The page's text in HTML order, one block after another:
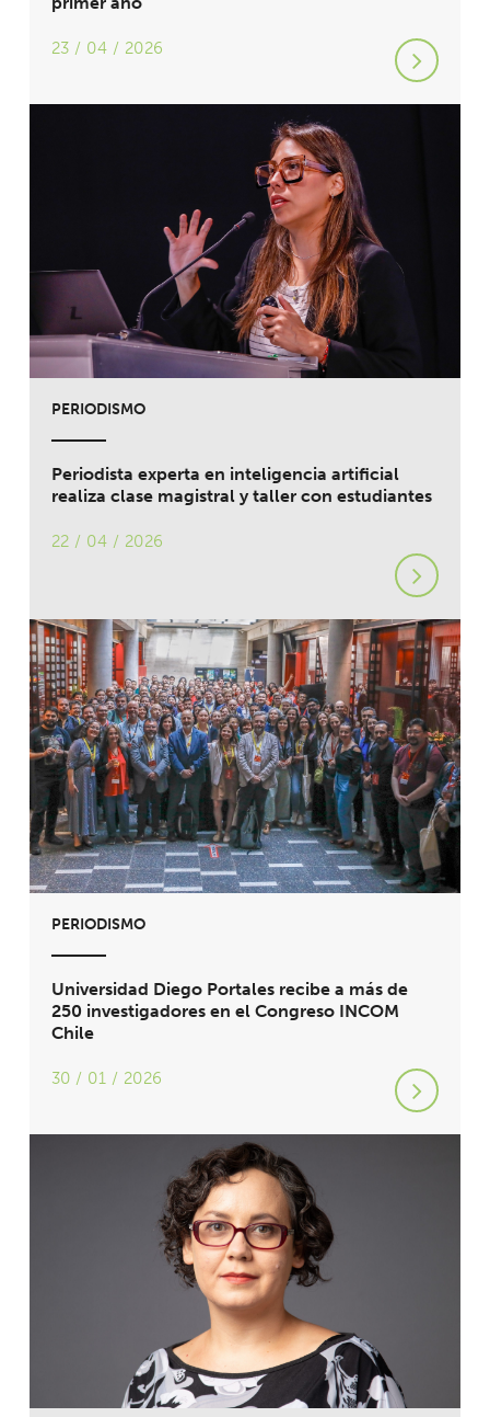
23 / 04 / 2026
PERIODISMO
Periodista experta en inteligencia artificial
realiza clase magistral y taller con estudiantes
22 / 04 / 2026
PERIODISMO
Universidad Diego Portales recibe a más de
250 investigadores en el Congreso INCOM
Chile
30 / 01 / 2026